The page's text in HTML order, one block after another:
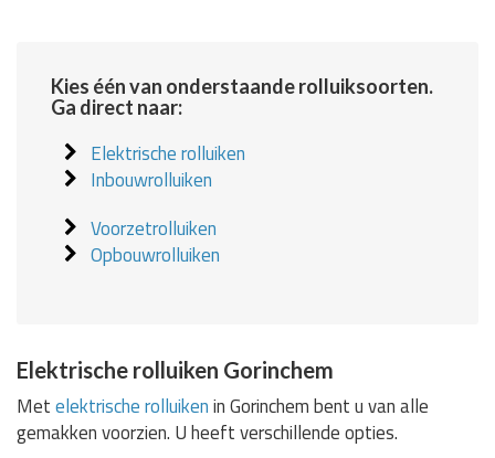
Kies één van onderstaande rolluiksoorten.
Ga direct naar:
Elektrische rolluiken
Inbouwrolluiken
Voorzetrolluiken
Opbouwrolluiken
Elektrische rolluiken Gorinchem
Metelektrische rolluikenin Gorinchem bent u van alle
gemakken voorzien. U heeft verschillende opties.